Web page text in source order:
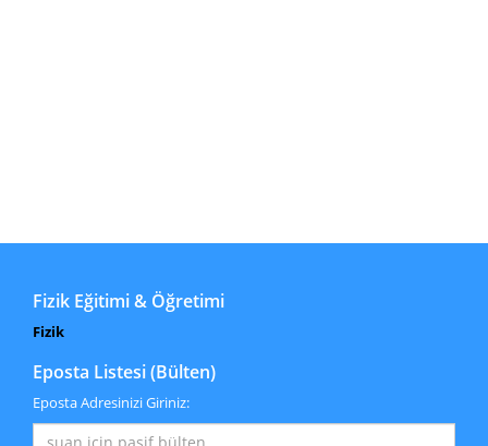
Fizik Eğitimi & Öğretimi
Fizik
Eposta Listesi (Bülten)
Eposta Adresinizi Giriniz: